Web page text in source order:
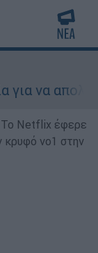
Το Netflix έφερε
κρυφό νο1 στην